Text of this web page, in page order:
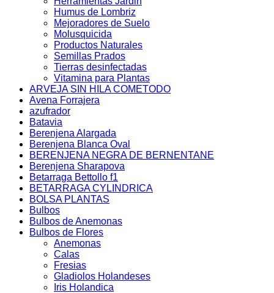
Humus de Lombriz
Mejoradores de Suelo
Molusquicida
Productos Naturales
Semillas Prados
Tierras desinfectadas
Vitamina para Plantas
ARVEJA SIN HILA COMETODO
Avena Forrajera
azufrador
Batavia
Berenjena Alargada
Berenjena Blanca Oval
BERENJENA NEGRA DE BERNENTANE
Berenjena Sharapova
Betarraga Bettollo f1
BETARRAGA CYLINDRICA
BOLSA PLANTAS
Bulbos
Bulbos de Anemonas
Bulbos de Flores
Anemonas
Calas
Fresias
Gladiolos Holandeses
Iris Holandica